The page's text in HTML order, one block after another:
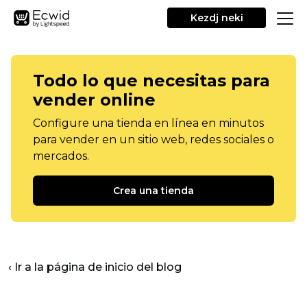
Kezdj neki
Todo lo que necesitas para
vender online
Configure una tienda en línea en minutos
para vender en un sitio web, redes sociales o
mercados.
Crea una tienda
‹ Ir a la página de inicio del blog